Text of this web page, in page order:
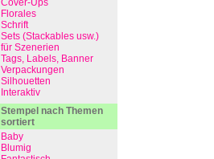
Cover-Ups
Florales
Schrift
Sets (Stackables usw.)
für Szenerien
Tags, Labels, Banner
Verpackungen
Silhouetten
Interaktiv
Stempel nach Themen
sortiert
Baby
Blumig